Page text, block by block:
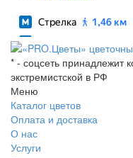
* - соцсеть принадлежит
экстремистской в РФ
Меню
Каталог цветов
Оплата и доставка
О нас
Услуги